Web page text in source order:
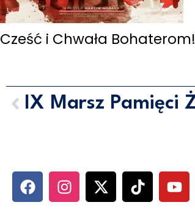
Cześć i Chwała Bohaterom!